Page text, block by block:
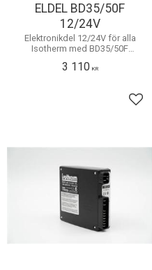
ELDEL BD35/50F
12/24V
Elektronikdel 12/24V för alla
Isotherm med BD35/50F
Danfoss/Secop. Passar även
3 110KR